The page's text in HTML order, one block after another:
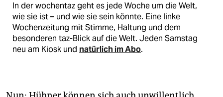
In der wochentaz geht es jede Woche um die Welt,
wie sie ist – und wie sie sein könnte. Eine linke
Wochenzeitung mit Stimme, Haltung und dem
besonderen taz-Blick auf die Welt. Jeden Samstag
neu am Kiosk und natürlich im Abo.